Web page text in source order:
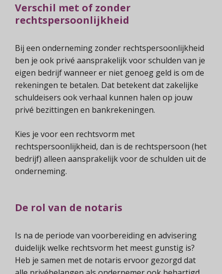
Verschil met of zonder
rechtspersoonlijkheid
Bij een onderneming zonder rechtspersoonlijkheid
ben je ook privé aansprakelijk voor schulden van je
eigen bedrijf wanneer er niet genoeg geld is om de
rekeningen te betalen. Dat betekent dat zakelijke
schuldeisers ook verhaal kunnen halen op jouw
privé bezittingen en bankrekeningen.
Kies je voor een rechtsvorm met
rechtspersoonlijkheid, dan is de rechtspersoon (het
bedrijf) alleen aansprakelijk voor de schulden uit de
onderneming.
De rol van de notaris
Is na de periode van voorbereiding en advisering
duidelijk welke rechtsvorm het meest gunstig is?
Heb je samen met de notaris ervoor gezorgd dat